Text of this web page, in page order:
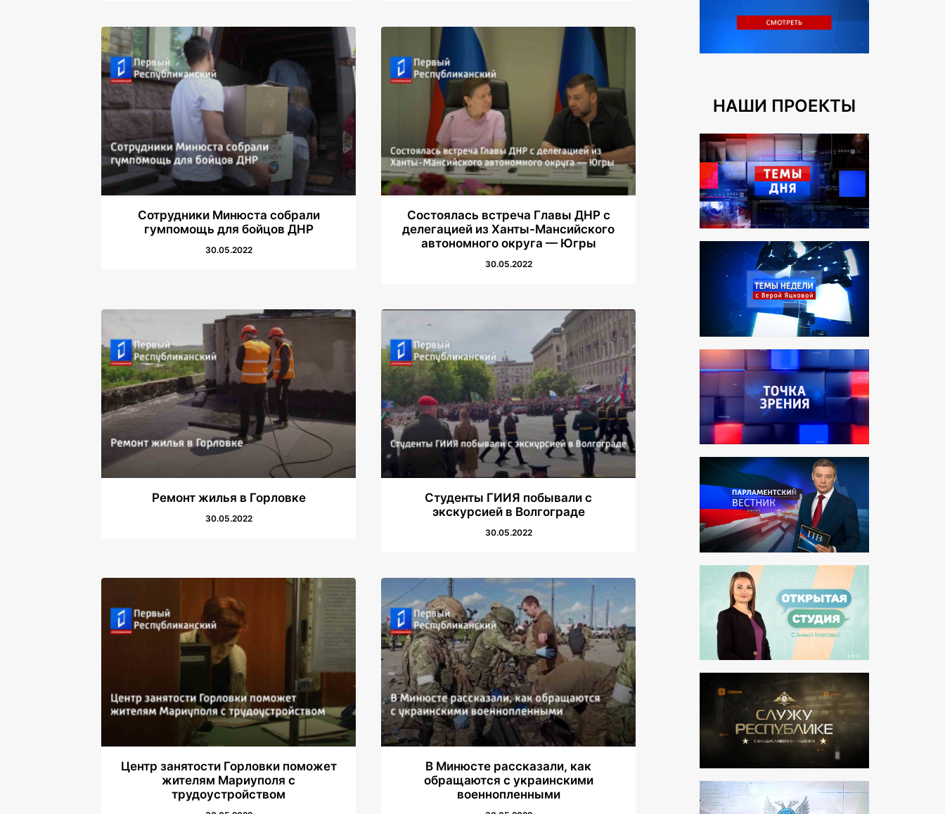
Сотрудники Минюста собрали
гумпомощь для бойцов ДНР
30.05.2022
Состоялась встреча Главы ДНР с
делегацией из Ханты-Мансийского
автономного округа — Югры
30.05.2022
Ремонт жилья в Горловке
30.05.2022
Студенты ГИИЯ побывали с
экскурсией в Волгограде
30.05.2022
Центр занятости Горловки поможет
жителям Мариуполя с
трудоустройством
В Минюсте рассказали, как
обращаются с украинскими
военнопленными
НАШИ ПРОЕКТЫ